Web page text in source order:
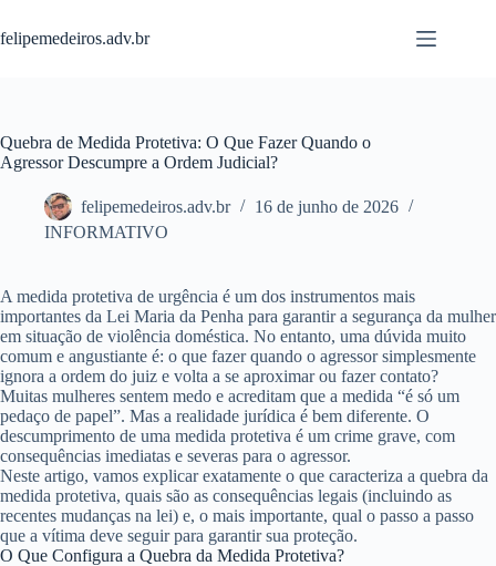
para
o
felipemedeiros.adv.br
Quebra de Medida Protetiva: O Que Fazer Quando o
Agressor Descumpre a Ordem Judicial?
felipemedeiros.adv.br
16 de junho de 2026
INFORMATIVO
A medida protetiva de urgência é um dos instrumentos mais
importantes da Lei Maria da Penha para garantir a segurança da mulher
em situação de violência doméstica. No entanto, uma dúvida muito
comum e angustiante é: o que fazer quando o agressor simplesmente
ignora a ordem do juiz e volta a se aproximar ou fazer contato?
Muitas mulheres sentem medo e acreditam que a medida “é só um
pedaço de papel”. Mas a realidade jurídica é bem diferente. O
descumprimento de uma medida protetiva é um crime grave, com
consequências imediatas e severas para o agressor.
Neste artigo, vamos explicar exatamente o que caracteriza a quebra da
medida protetiva, quais são as consequências legais (incluindo as
recentes mudanças na lei) e, o mais importante, qual o passo a passo
que a vítima deve seguir para garantir sua proteção.
O Que Configura a Quebra da Medida Protetiva?